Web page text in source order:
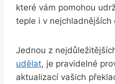
které vám pomohou
teple i v nejchladnějších
Jednou z
udělat, je pravidelné
aktualizací vašich